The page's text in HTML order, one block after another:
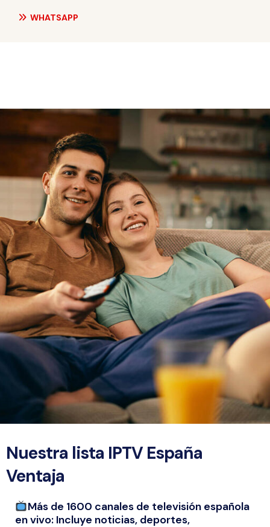
WHATSAPP
Nuestra lista IPTV España
Ventaja
Más de 1600 canales de televisión española
en vivo: Incluye noticias, deportes,